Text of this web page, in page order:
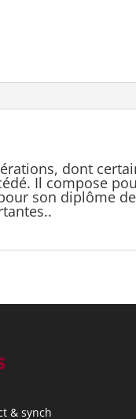
dont
Il compose
son diplôme
& synch